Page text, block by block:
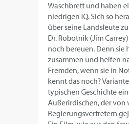
Waschbrett und haben
niedrigen IQ. Sich so
über seine Landsleute
Dr. Robotnik (Jim
noch bereuen. Denn sie
zusammen und helfen
Fremden, wenn sie in
kennt das noch?
typischen Geschichte
Außerirdischen, der von
Regierungsvertretern